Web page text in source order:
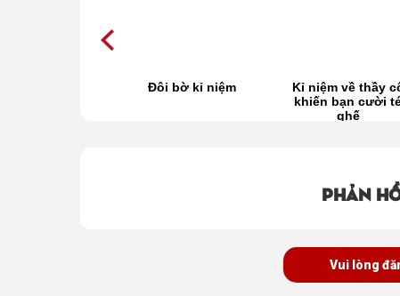
Đôi bờ kỉ niệm
Kỉ niệm về thầy
khiến bạn cười
ghế
Phản
Vui lòng